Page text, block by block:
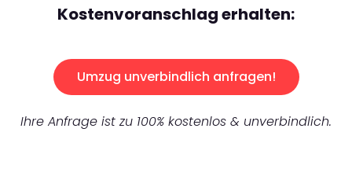
Kostenvoranschlag erhalten:
Umzug unverbindlich anfragen!
Ihre Anfrage ist zu 100% kostenlos & unverbindlich.